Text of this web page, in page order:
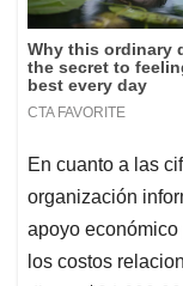
En cuanto a las
organización
apoyo
los costos